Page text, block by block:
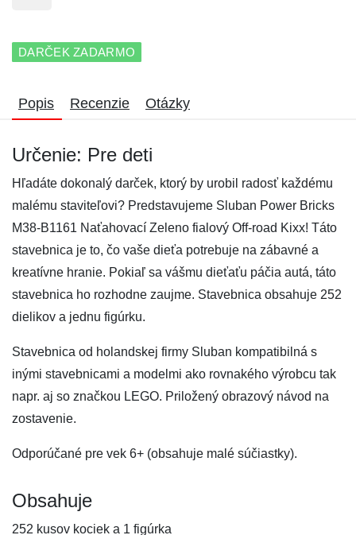
DARČEK ZADARMO
Popis Recenzie Otázky
Určenie: Pre deti
Hľadáte dokonalý darček, ktorý by urobil radosť každému
malému staviteľovi? Predstavujeme Sluban Power Bricks
M38-B1161 Naťahovací Zeleno fialový Off-road Kixx! Táto
stavebnica je to, čo vaše dieťa potrebuje na zábavné a
kreatívne hranie. Pokiaľ sa vášmu dieťaťu páčia autá, táto
stavebnica ho rozhodne zaujme. Stavebnica obsahuje 252
dielikov a jednu figúrku.
Stavebnica od holandskej firmy Sluban kompatibilná s
inými stavebnicami a modelmi ako rovnakého výrobcu tak
napr. aj so značkou LEGO. Priložený obrazový návod na
zostavenie.
Odporúčané pre vek 6+ (obsahuje malé súčiastky).
Obsahuje
252 kusov kociek a 1 figúrka